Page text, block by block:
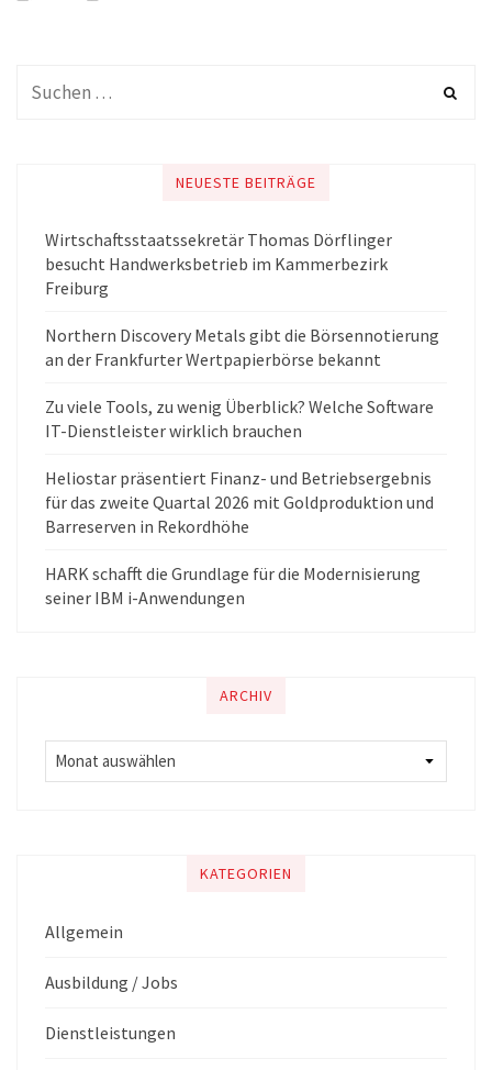
NEUESTE BEITRÄGE
Wirtschaftsstaatssekretär Thomas Dörflinger
besucht Handwerksbetrieb im Kammerbezirk
Freiburg
Northern Discovery Metals gibt die Börsennotierung
an der Frankfurter Wertpapierbörse bekannt
Zu viele Tools, zu wenig Überblick? Welche Software
IT-Dienstleister wirklich brauchen
Heliostar präsentiert Finanz- und Betriebsergebnis
für das zweite Quartal 2026 mit Goldproduktion und
Barreserven in Rekordhöhe
HARK schafft die Grundlage für die Modernisierung
seiner IBM i-Anwendungen
ARCHIV
KATEGORIEN
Allgemein
Ausbildung / Jobs
Dienstleistungen